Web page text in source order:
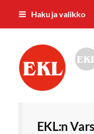
Siirry
Haku ja valikko
EKL:n